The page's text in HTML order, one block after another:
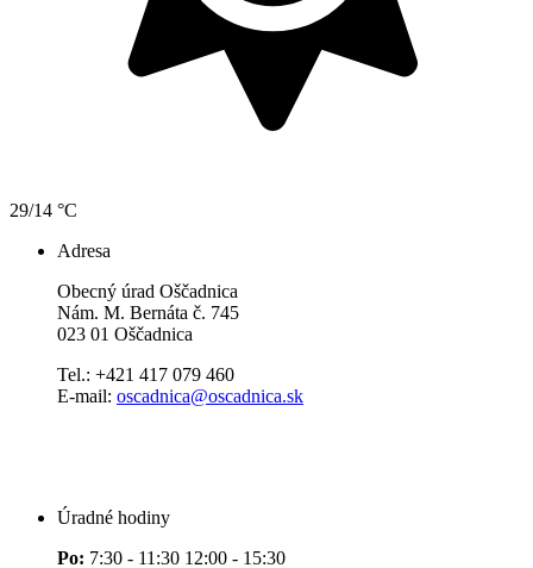
29/14 °C
Adresa
Obecný úrad Oščadnica
Nám. M. Bernáta č. 745
023 01 Oščadnica
Tel.: +421 417 079 460
E-mail: oscadnica@oscadnica.sk
Úradné hodiny
Po: 7:30 - 11:30 12:00 - 15:30